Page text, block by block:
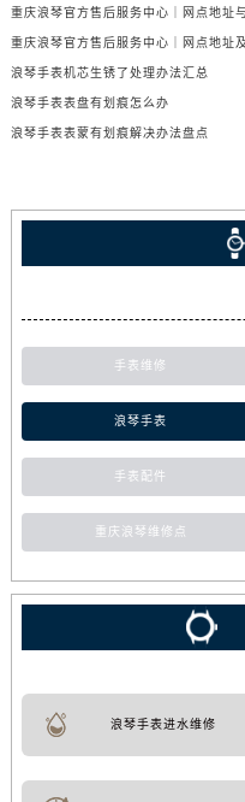
浪琴手表机芯生锈了处理办法汇总
浪琴手表表盘有划痕怎么办
浪琴手表表蒙有划痕解决办法盘点
手表维修
浪琴手表
手表配件
重庆浪琴维修点
浪琴手表进水维修